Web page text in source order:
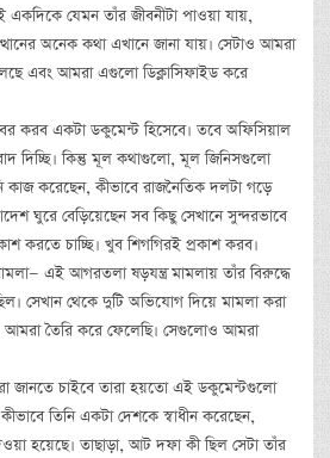
একদিকে যেমন তাঁর জীবনীটা পাওয়া যায়,
অনেক কথা এখানে জানা যায়। সেটাও আমরা
এবং আমরা এগুলো ডিক্লাসিফাইড করে
করব একটা ডকুমেন্ট হিসেবে। তবে অফিসিয়াল
দিচ্ছি। কিন্তু মূল কথাগুলো, মূল জিনিসগুলো
কাজ করেছেন, কীভাবে রাজনৈতিক দলটা গড়ে
ঘুরে বেড়িয়েছেন সব কিছু সেখানে সুন্দরভাবে
করতে চাচ্ছি। খুব শিগগিরই প্রকাশ করব।
এই আগরতলা ষড়যন্ত্র মামলায় তাঁর বিরুদ্ধে
সেখান থেকে দুটি অভিযোগ দিয়ে মামলা করা
তৈরি করে ফেলেছি। সেগুলোও আমরা
জানতে চাইবে তারা হয়তো এই ডকুমেন্টগুলো
তিনি একটা দেশকে স্বাধীন করেছেন,
হয়েছে। তাছাড়া, আট দফা কী ছিল সেটা তাঁর